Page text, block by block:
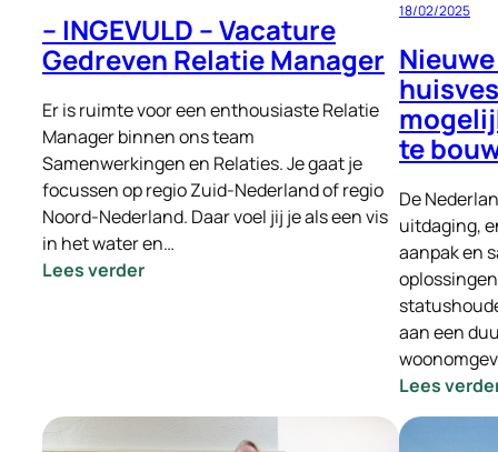
– INGEVULD – Vacature
Gedreven Relatie Manager
Er is ruimte voor een enthousiaste Relatie
Manager binnen ons team
Samenwerkingen en Relaties. Je gaat je
focussen op regio Zuid-Nederland of regio
Noord-Nederland. Daar voel jij je als een vis
in het water en…
Lees verder:
18/02/2025
te
De
uitdaging,
aanpak en
aan een
Lees